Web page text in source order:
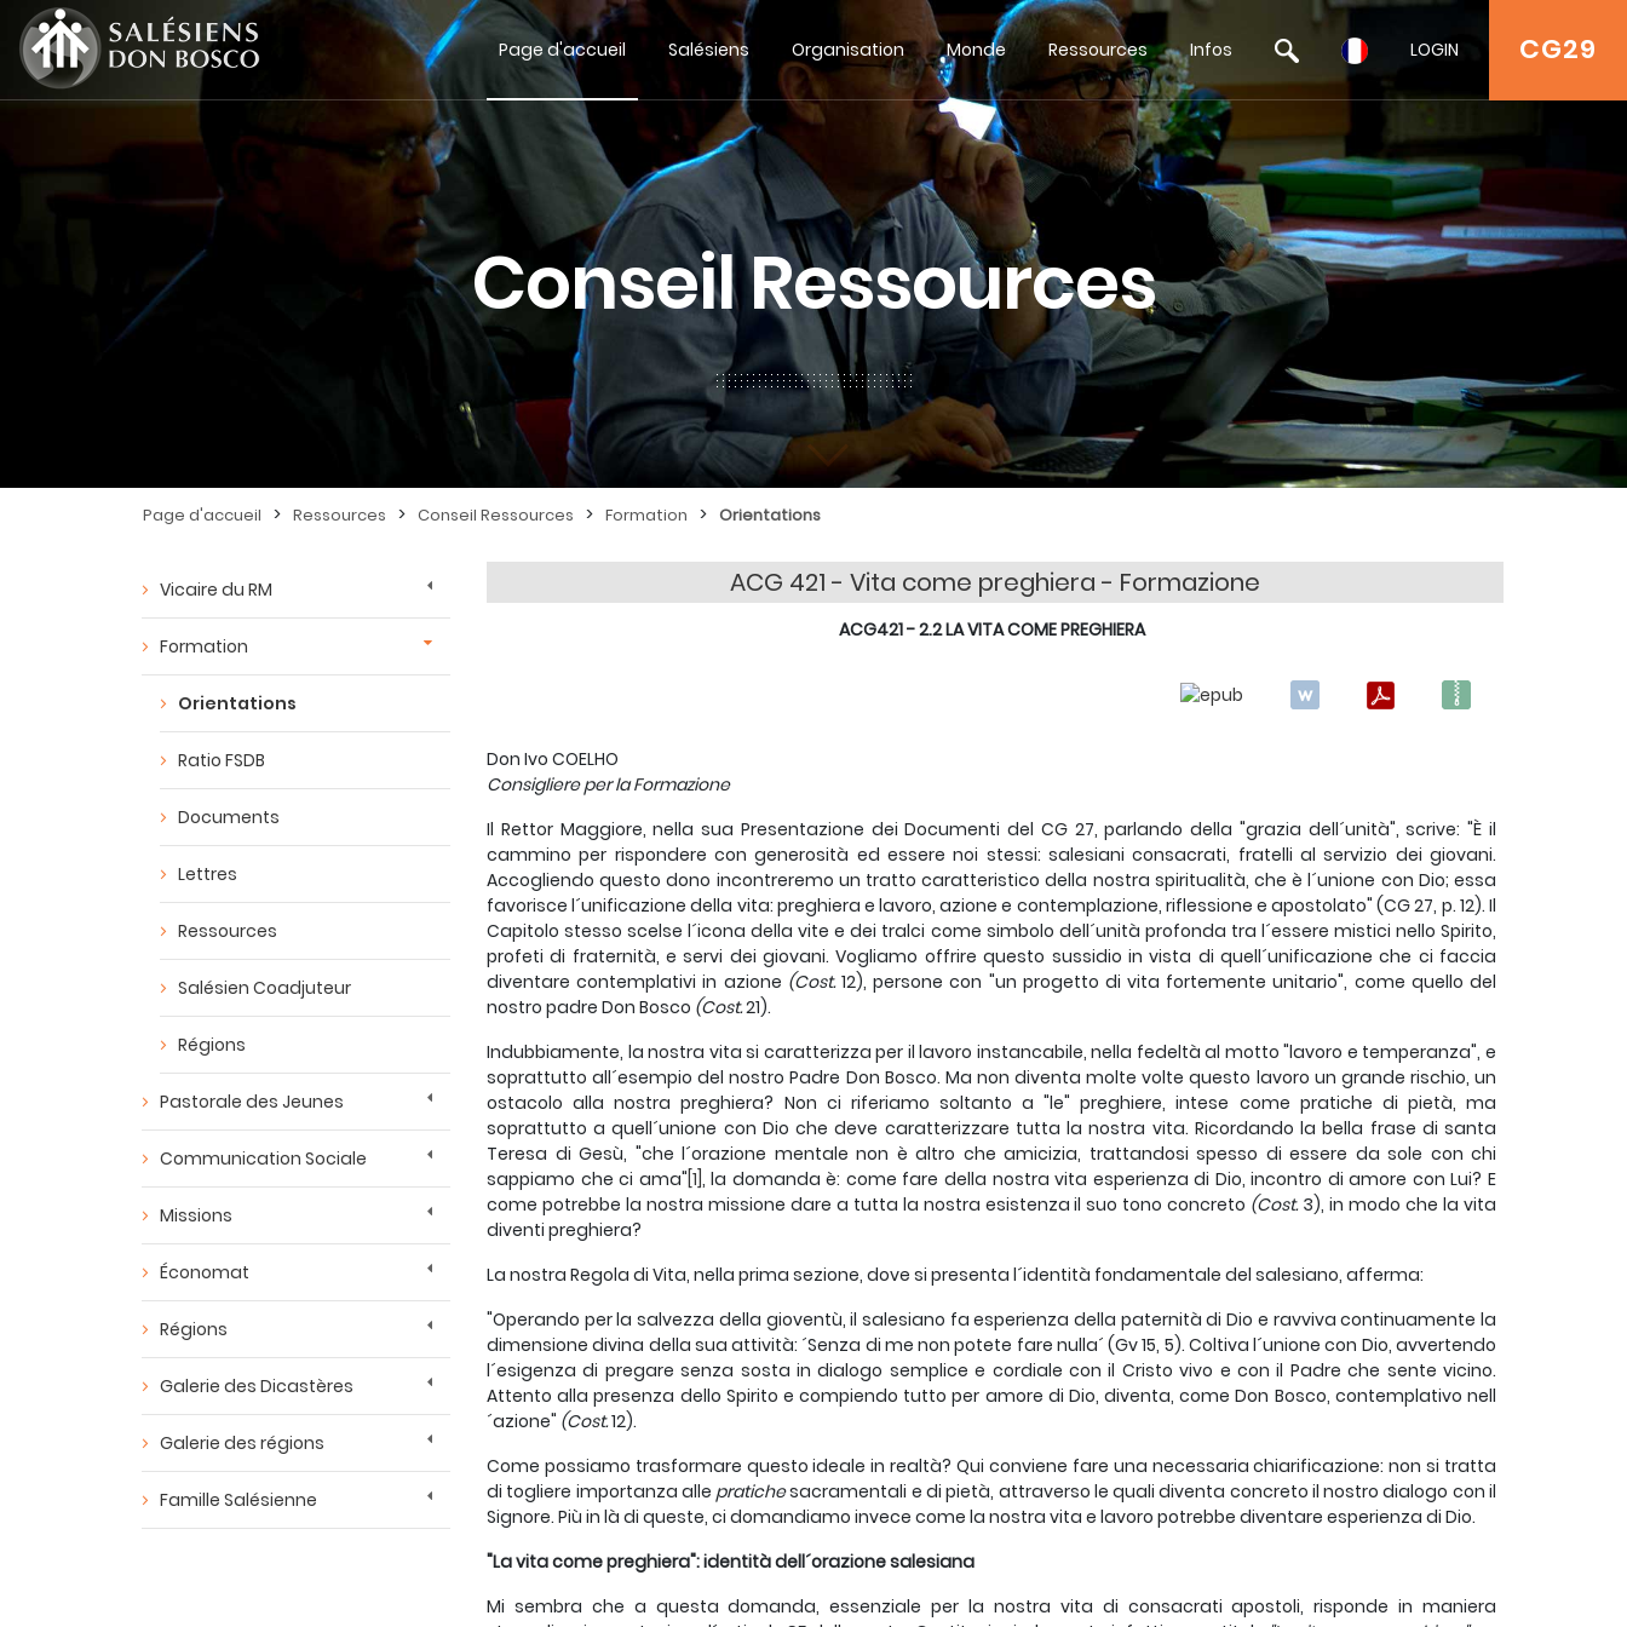
CG29
Page d'accueil Salésiens Organisation Monde Ressources Infos LOGIN
Conseil Ressources
Page d'accueil > Ressources > Conseil Ressources > Formation > Orientations
Vicaire du RM
Formation
Orientations
Ratio FSDB
Documents
Lettres
Ressources
Salésien Coadjuteur
Régions
Pastorale des Jeunes
Communication Sociale
Missions
Économat
Régions
Galerie des Dicastères
Galerie des régions
Famille Salésienne
ACG 421 - Vita come preghiera - Formazione
ACG421 - 2.2 LA VITA COME PREGHIERA
Don Ivo COELHO
Consigliere per la Formazione
Il Rettor Maggiore, nella sua Presentazione dei Documenti del CG 27, parlando della "grazia dell´unità", scrive: "È il
cammino per rispondere con generosità ed essere noi stessi: salesiani consacrati, fratelli al servizio dei giovani.
Accogliendo questo dono incontreremo un tratto caratteristico della nostra spiritualità, che è l´unione con Dio; essa
favorisce l´unificazione della vita: preghiera e lavoro, azione e contemplazione, riflessione e apostolato" (CG 27, p. 12). Il
Capitolo stesso scelse l´icona della vite e dei tralci come simbolo dell´unità profonda tra l´essere mistici nello Spirito,
profeti di fraternità, e servi dei giovani. Vogliamo offrire questo sussidio in vista di quell´unificazione che ci faccia
diventare contemplativi in azione (Cost. 12), persone con "un progetto di vita fortemente unitario", come quello del
nostro padre Don Bosco (Cost.21).
Indubbiamente, la nostra vita si caratterizza per il lavoro instancabile, nella fedeltà al motto "lavoro e temperanza", e
soprattutto all´esempio del nostro Padre Don Bosco. Ma non diventa molte volte questo lavoro un grande rischio, un
ostacolo alla nostra preghiera? Non ci riferiamo soltanto a "le" preghiere, intese come pratiche di pietà, ma
soprattutto a quell´unione con Dio che deve caratterizzare tutta la nostra vita. Ricordando la bella frase di santa
Teresa di Gesù, "che l´orazione mentale non è altro che amicizia, trattandosi spesso di essere da sole con chi
sappiamo che ci ama" [1] , la domanda è: come fare della nostra vita esperienza di Dio, incontro di amore con Lui? E
come potrebbe la nostra missione dare a tutta la nostra esistenza il suo tono concreto (Cost. 3), in modo che la vita
diventi preghiera?
La nostra Regola di Vita, nella prima sezione, dove si presenta l´identità fondamentale del salesiano, afferma:
"Operando per la salvezza della gioventù, il salesiano fa esperienza della paternità di Dio e ravviva continuamente la
dimensione divina della sua attività: ´Senza di me non potete fare nulla´ (Gv 15, 5). Coltiva l´unione con Dio, avvertendo
l´esigenza di pregare senza sosta in dialogo semplice e cordiale con il Cristo vivo e con il Padre che sente vicino.
Attento alla presenza dello Spirito e compiendo tutto per amore di Dio, diventa, come Don Bosco, contemplativo nell
´azione" (Cost.12).
Come possiamo trasformare questo ideale in realtà? Qui conviene fare una necessaria chiarificazione: non si tratta
di togliere importanza allepratichesacramentali e di pietà, attraverso le quali diventa concreto il nostro dialogo con il
Signore. Più in là di queste, ci domandiamo invece come la nostra vita e lavoro potrebbe diventare esperienza di Dio.
"La vita come preghiera": identità dell´orazione salesiana
Mi sembra che a questa domanda, essenziale per la nostra vita di consacrati apostoli, risponde in maniera